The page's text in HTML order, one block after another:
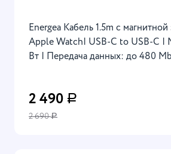
Energea Кабель 1.5m с
Apple Watch| USB-C to USB-C |
Вт | Передача данных: до 480
2 490 Р
2 690Р